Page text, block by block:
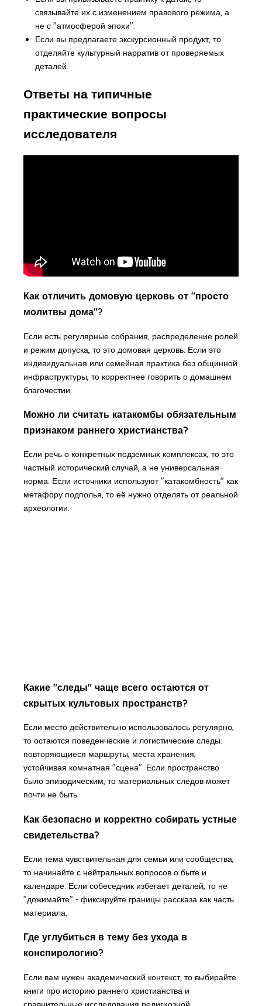
связывайте их с изменением правового режима, а
не с "атмосферой эпохи".
Если вы предлагаете экскурсионный продукт, то
отделяйте культурный нарратив от проверяемых
деталей.
Ответы на типичные
практические вопросы
исследователя
Как отличить домовую церковь от "просто
молитвы дома"?
Если есть регулярные собрания, распределение ролей
и режим допуска, то это домовая церковь. Если это
индивидуальная или семейная практика без общинной
инфраструктуры, то корректнее говорить о домашнем
благочестии.
Можно ли считать катакомбы обязательным
признаком раннего христианства?
Если речь о конкретных подземных комплексах, то это
частный исторический случай, а не универсальная
норма. Если источники используют "катакомбность" как
метафору подполья, то её нужно отделять от реальной
археологии.
Какие "следы" чаще всего остаются от
скрытых культовых пространств?
Если место действительно использовалось регулярно,
то остаются поведенческие и логистические следы:
повторяющиеся маршруты, места хранения,
устойчивая комнатная "сцена". Если пространство
было эпизодическим, то материальных следов может
почти не быть.
Как безопасно и корректно собирать устные
свидетельства?
Если тема чувствительная для семьи или сообщества,
то начинайте с нейтральных вопросов о быте и
календаре. Если собеседник избегает деталей, то не
"дожимайте" - фиксируйте границы рассказа как часть
материала.
Где углубиться в тему без ухода в
конспирологию?
Если вам нужен академический контекст, то выбирайте
книги про историю раннего христианства и